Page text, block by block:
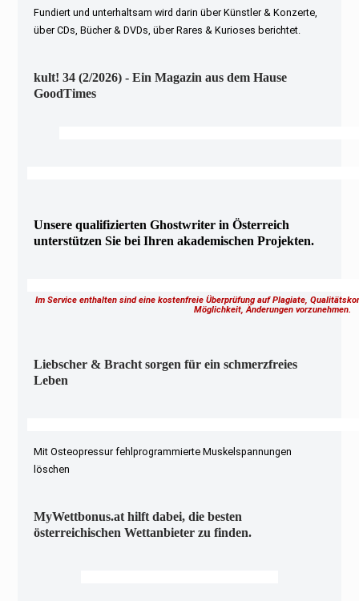
Fundiert und unterhaltsam wird darin über Künstler & Konzerte,
über CDs, Bücher & DVDs, über Rares & Kurioses berichtet.
kult! 34 (2/2026) - Ein Magazin aus dem Hause
GoodTimes
Unsere qualifizierten Ghostwriter in Österreich
unterstützen Sie bei Ihren akademischen Projekten.
Im Service enthalten sind eine kostenfreie Überprüfung auf Plagiate,
Möglichkeit, Änderungen vorzunehmen.
Liebscher & Bracht sorgen für ein schmerzfreies
Leben
Mit Osteopressur fehlprogrammierte Muskelspannungen
löschen
MyWettbonus.at hilft dabei, die besten
österreichischen Wettanbieter zu finden.